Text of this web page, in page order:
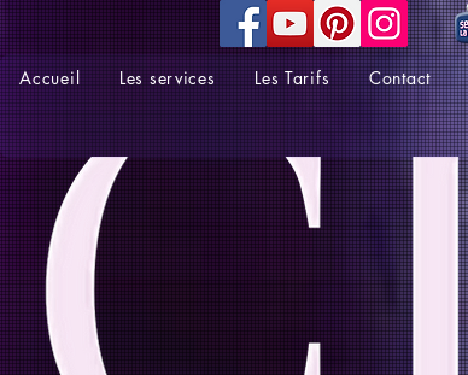
Accueil Les services Les Tarifs Contact